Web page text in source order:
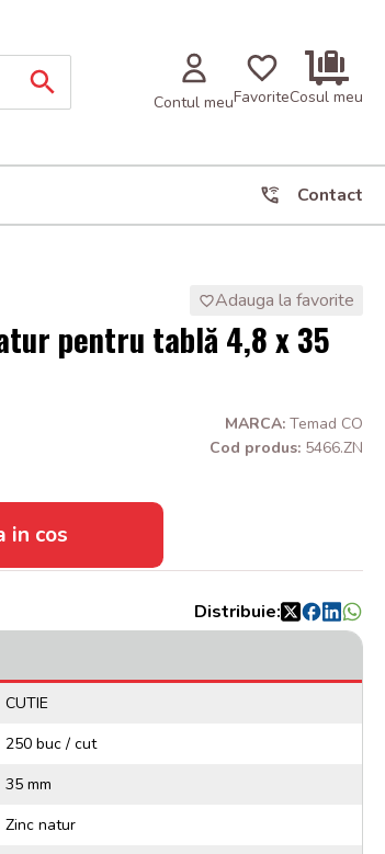
Contul meuFavoriteCosul meu
Contact
Adauga la favorite
pentru tablă 4,8 x 35
MARCA: Temad CO
Cod produs: 5466.ZN
in cos
Distribuie:
CUTIE
250 buc / cut
35 mm
Zinc natur